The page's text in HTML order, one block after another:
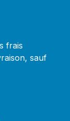
frais
sauf